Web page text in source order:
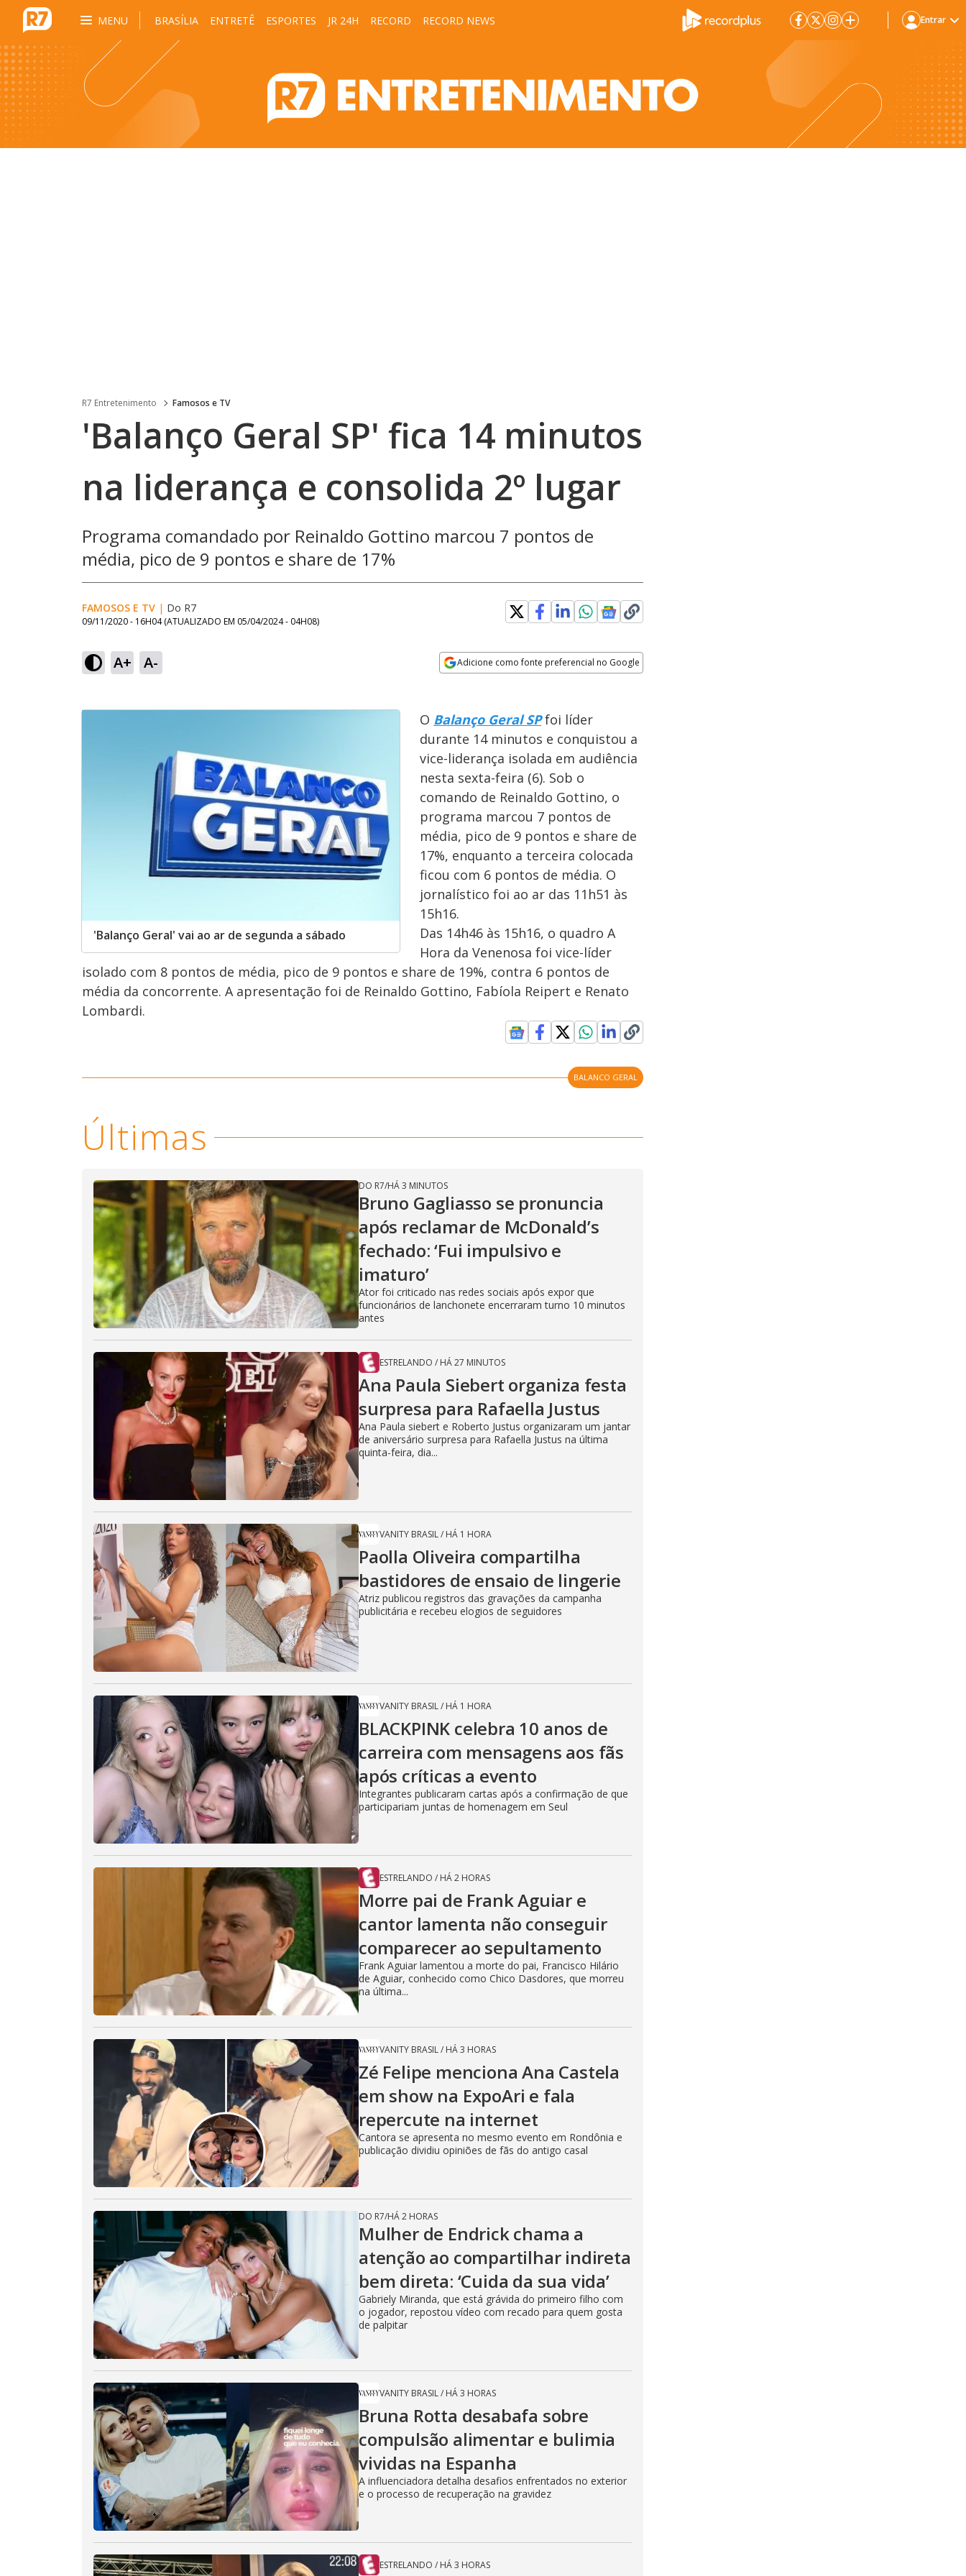
MENU BRASÍLIA ENTRETÊ ESPORTES JR 24H RECORD RECORD NEWS Entrar
R7 Entretenimento Famosos e TV
'Balanço Geral SP' fica 14 minutos
na liderança e consolida 2º lugar
Programa comandado por Reinaldo Gottino marcou 7 pontos de
média, pico de 9 pontos e share de 17%
FAMOSOS E TV | Do R7
09/11/2020 - 16H04 (ATUALIZADO EM 05/04/2024 - 04H08)
A+ A- Adicione como fonte preferencial no Google
'Balanço Geral' vai ao ar de segunda a sábado
O Balanço Geral SPfoi líder
durante 14 minutos e conquistou a
vice-liderança isolada em audiência
nesta sexta-feira (6). Sob o
comando de Reinaldo Gottino, o
programa marcou 7 pontos de
média, pico de 9 pontos e share de
17%, enquanto a terceira colocada
ficou com 6 pontos de média. O
jornalístico foi ao ar das 11h51 às
15h16.
Das 14h46 às 15h16, o quadro A
Hora da Venenosa foi vice-líder
isolado com 8 pontos de média, pico de 9 pontos e share de 19%, contra 6 pontos de
média da concorrente. A apresentação foi de Reinaldo Gottino, Fabíola Reipert e Renato
Lombardi.
BALANCO GERAL
Últimas
DO R7/HÁ 3 MINUTOS
Bruno Gagliasso se pronuncia
após reclamar de McDonald’s
fechado: ‘Fui impulsivo e
imaturo’
Ator foi criticado nas redes sociais após expor que
funcionários de lanchonete encerraram turno 10 minutos
antes
ESTRELANDO / HÁ 27 MINUTOS
Ana Paula Siebert organiza festa
surpresa para Rafaella Justus
Ana Paula siebert e Roberto Justus organizaram um jantar
de aniversário surpresa para Rafaella Justus na última
quinta-feira, dia...
VANITY BRASIL/ HÁ 1 HORA
Paolla Oliveira compartilha
bastidores de ensaio de lingerie
Atriz publicou registros das gravações da campanha
publicitária e recebeu elogios de seguidores
VANITY BRASIL/ HÁ 1 HORA
BLACKPINK celebra 10 anos de
carreira com mensagens aos fãs
após críticas a evento
Integrantes publicaram cartas após a confirmação de que
participariam juntas de homenagem em Seul
ESTRELANDO / HÁ 2 HORAS
Morre pai de Frank Aguiar e
cantor lamenta não conseguir
comparecer ao sepultamento
Frank Aguiar lamentou a morte do pai, Francisco Hilário
de Aguiar, conhecido como Chico Dasdores, que morreu
na última...
VANITY BRASIL/ HÁ 3 HORAS
Zé Felipe menciona Ana Castela
em show na ExpoAri e fala
repercute na internet
Cantora se apresenta no mesmo evento em Rondônia e
publicação dividiu opiniões de fãs do antigo casal
DO R7/HÁ 2 HORAS
Mulher de Endrick chama a
atenção ao compartilhar indireta
bem direta: ‘Cuida da sua vida’
Gabriely Miranda, que está grávida do primeiro filho com
o jogador, repostou vídeo com recado para quem gosta
de palpitar
VANITY BRASIL/ HÁ 3 HORAS
Bruna Rotta desabafa sobre
compulsão alimentar e bulimia
vividas na Espanha
A influenciadora detalha desafios enfrentados no exterior
e o processo de recuperação na gravidez
ESTRELANDO / HÁ 3 HORAS